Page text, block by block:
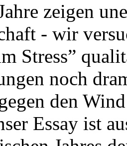
zeigen
- wir
Stress”
noch
den
Essay ist